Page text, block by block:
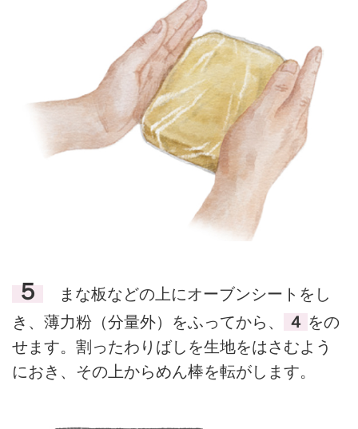
５
まな板などの上にオーブンシートをし
き、薄力粉（分量外）をふってから、
４ をの
せます。割ったわりばしを生地をはさむよう
におき、その上からめん棒を転がします。